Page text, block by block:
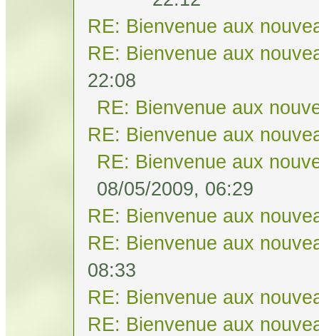
RE: Bienvenue aux
RE: Bienvenue aux
22:08
RE: Bienvenue aux
RE: Bienvenue aux
RE: Bienvenue aux
08/05/2009, 06:29
RE: Bienvenue aux
RE: Bienvenue aux
08:33
RE: Bienvenue aux
RE: Bienvenue aux